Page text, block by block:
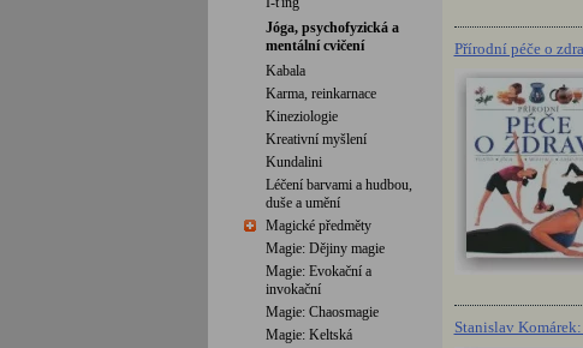
Jóga, psychofyzická a
mentální cvičení
Kabala
Karma, reinkarnace
Kineziologie
Kreativní myšlení
Kundalini
Léčení barvami a hudbou,
duše a umění
Magické předměty
Magie: Dějiny magie
Magie: Evokační a
invokační
Magie: Chaosmagie
Magie: Keltská
Přírodní péče o
Stanislav